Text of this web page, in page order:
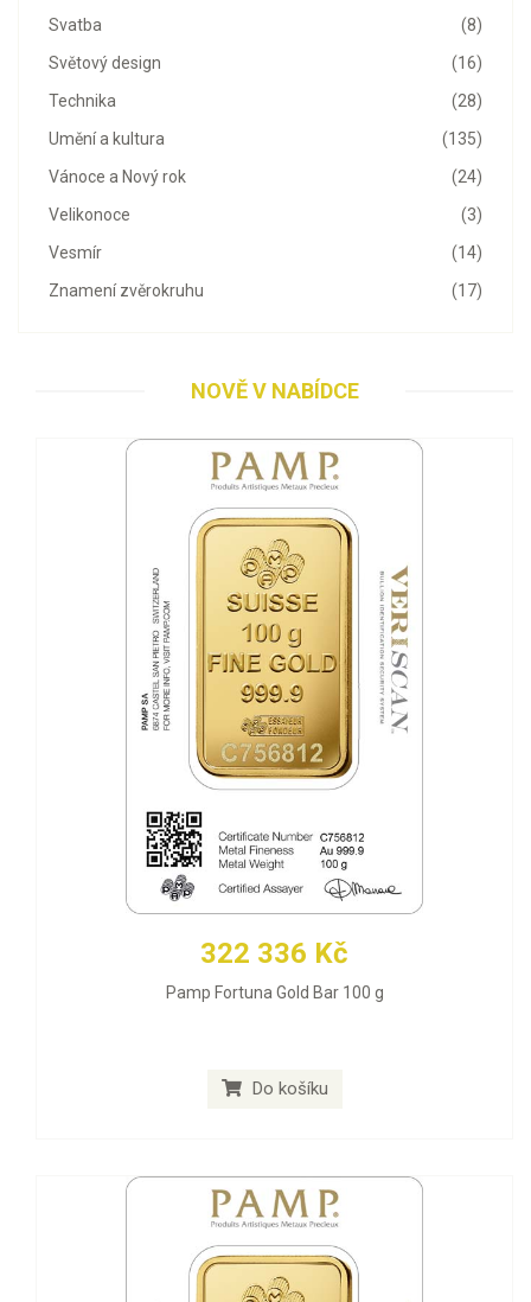
(8)
Svatba
(16)
Světový design
(28)
Technika
(135)
Umění a kultura
(24)
Vánoce a Nový rok
(3)
Velikonoce
(14)
Vesmír
(17)
Znamení zvěrokruhu
NOVĚ V NABÍDCE
322 336 Kč
Pamp Fortuna Gold Bar 100 g
Do košíku